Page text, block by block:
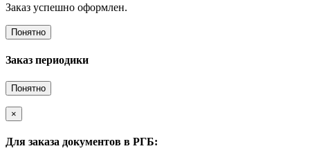
Заказ успешно оформлен.
Понятно
Заказ периодики
Понятно
×
Для заказа документов в РГБ: